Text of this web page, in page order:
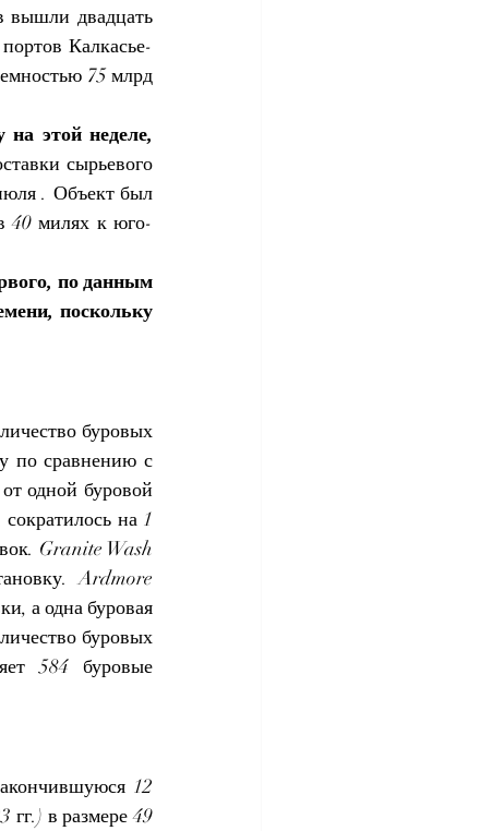
двадцать
Калкасье-
75 млрд
этой неделе,
сырьевого
. Объект был
40 милях к юго-
по данным
поскольку
буровых
по сравнению с
одной буровой
на 1
Granite Wash
Ardmore
а одна буровая
буровых
584 буровые
12
гг.) в размере 49